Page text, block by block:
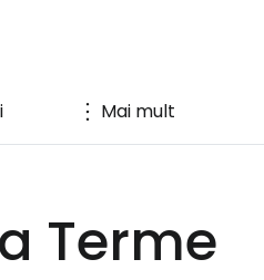
Mai mult
Terme